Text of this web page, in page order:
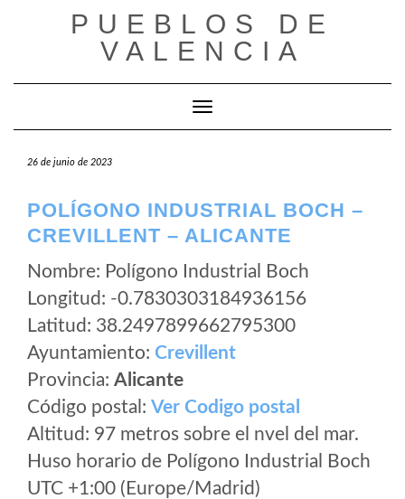
PUEBLOS DE
VALENCIA
Cambiar modo de navegación
26 de junio de 2023
POLÍGONO INDUSTRIAL BOCH –
CREVILLENT – ALICANTE
Nombre: Polígono Industrial Boch
Longitud: -0.7830303184936156
Latitud: 38.2497899662795300
Ayuntamiento: Crevillent
Provincia: Alicante
Código postal: Ver Codigo postal
Altitud: 97 metros sobre el nvel del mar.
Huso horario de Polígono Industrial Boch
UTC +1:00 (Europe/Madrid)